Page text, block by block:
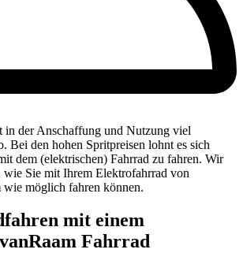
in der Anschaffung und Nutzung viel
Bei den hohen Spritpreisen lohnt es sich
dem (elektrischen) Fahrrad zu fahren. Wir
wie Sie mit Ihrem Elektrofahrrad von
wie möglich fahren können.
mit einem
Fahrrad